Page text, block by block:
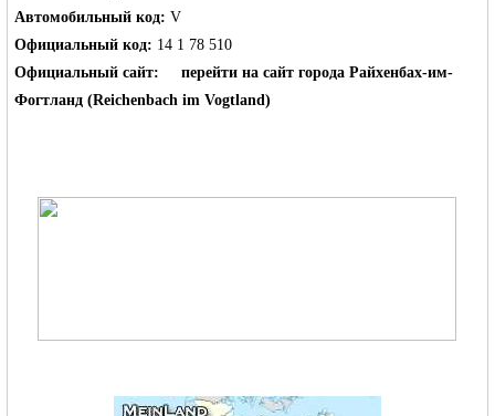
Автомобильный код:V
Официальный код: 14 1 78 510
Официальный сайт: перейти на сайт города Райхенбах-им-
Фогтланд (Reichenbach im Vogtland)